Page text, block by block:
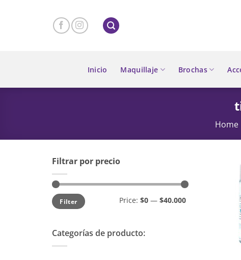
Inicio Maquillaje Brochas
Home
Filtrar por precio
Min
price
Max
priceFilter Price: $0— $40.000
Categorías de producto: